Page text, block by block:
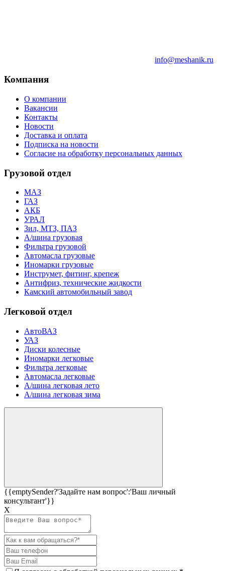
info@meshanik.ru
Компания
О компании
Вакансии
Контакты
Новости
Доставка и оплата
Подписка на новости
Согласие на обработку персональных данных
Грузовой отдел
МАЗ
ГАЗ
АКБ
УРАЛ
Зил, МТЗ, ПАЗ
А/шина грузовая
Фильтра грузовой
Автомасла грузовые
Иномарки грузовые
Инструмет, фитинг, крепеж
Антифриз, технические жидкости
Камский автомобильный завод
Легковой отдел
АвтоВАЗ
УАЗ
Диски колесные
Иномарки легковые
Фильтра легковые
Автомасла легковые
А/шина легковая лето
А/шина легковая зима
{{emptySender?'Задайте нам вопрос':'Ваш личный
консультант'}}
Х